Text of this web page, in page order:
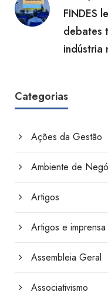
FINDES
debates
indústria
Categorias
Ações da Gestão
Ambiente de
Artigos
Artigos e imprensa
Assembleia Geral
Associativismo